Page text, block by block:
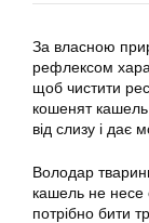
За власною
рефлексом
щоб чистити
кошенят
від слизу і дає
Володар
кашель не несе
потрібно бити